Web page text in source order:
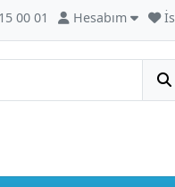
00 01 Hesabım